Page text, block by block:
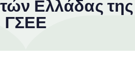
Ελλάδας της
ΓΣΕΕ